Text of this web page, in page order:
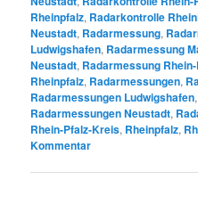
Rheinpfalz, Radarkontrolle
Neustadt, Radarmessung,
Ludwigshafen, Radarmessung
Neustadt, Radarmessung
Rheinpfalz, Radarmessungen,
Radarmessungen Ludwigshafen,
Radarmessungen Neustadt,
Rhein-Pfalz-Kreis, Rheinpfalz,
Kommentar